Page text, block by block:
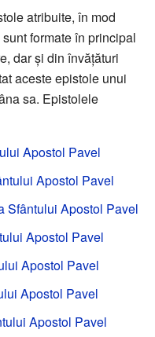
atribuite, în mod
sunt formate în principal
dar şi din învăţături
aceste epistole unui
sa. Epistolele
Apostol Pavel
Apostol Pavel
Sfântului Apostol Pavel
Apostol Pavel
Apostol Pavel
Apostol Pavel
Apostol Pavel